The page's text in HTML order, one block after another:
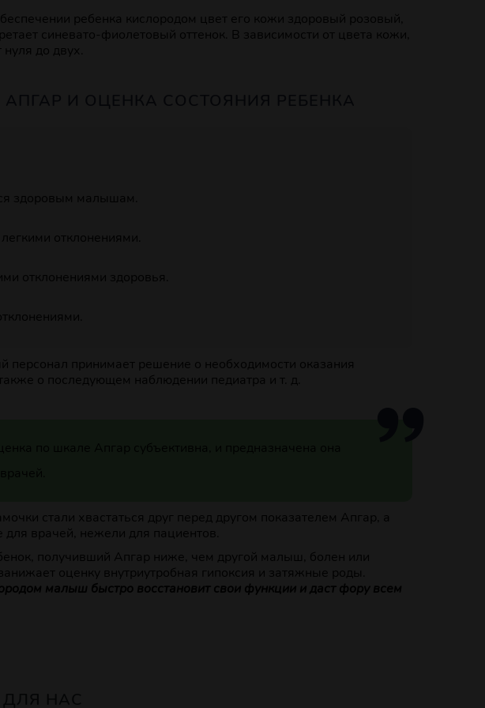
ребенка кислородом цвет его кожи здоровый розовый,
синевато-фиолетовый оттенок. В зависимости от цвета кожи,
до двух.
здоровым малышам.
отклонениями.
отклонениями здоровья.
персонал принимает решение о необходимости оказания
о последующем наблюдении педиатра и т. д.
стали хвастаться друг перед другом показателем Апгар, а
врачей, нежели для пациентов.
получивший Апгар ниже, чем другой малыш, болен или
оценку внутриутробная гипоксия и затяжные роды.
малыш быстро восстановит свои функции и даст фору всем